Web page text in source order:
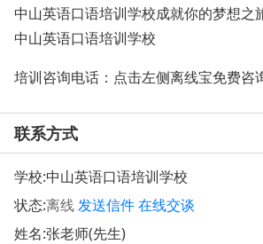
中山英语口语培训学校成就你的梦想之
中山英语口语培训学校
培训咨询电话：点击左侧离线宝免费咨
联系方式
学校:中山英语口语培训学校
状态:离线发送信件在线交谈
姓名:张老师(先生)